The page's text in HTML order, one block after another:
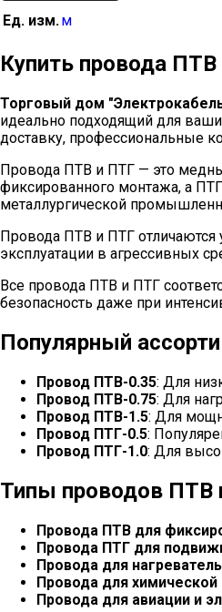
Ед. изм.м
Купить провода
Торговый дом
идеально подходящий для
доставку, профессиональные
Провода ПТВ и ПТГ — это
фиксированного монтажа, а
металлургической
Провода ПТВ и ПТГ отличаются
эксплуатации в агрессивных
Все провода ПТВ и ПТГ
безопасность даже при
Популярный
Провод ПТВ-0.35: Для
Провод ПТВ-0.75: Для
Провод ПТВ-1.5: Для
Провод ПТГ-0.5:
Провод ПТГ-1.0: Для
Типы проводов ПТВ
Провода ПТВ для
Провода ПТГ для
Провода для
Провода для
Провода для авиации и